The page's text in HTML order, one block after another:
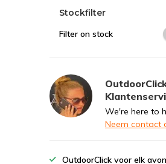
Stockfilter
Filter on stock
We're here to
Neem contact
OutdoorClick voor elk